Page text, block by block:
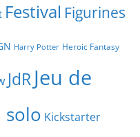
Festival Figurines
Harry Potter Heroic Fantasy
JdRJeu de
solo Kickstarter